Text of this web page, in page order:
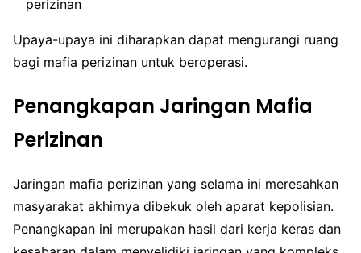
perizinan
Upaya-upaya ini diharapkan dapat mengurangi ruang
bagi mafia perizinan untuk beroperasi.
Penangkapan Jaringan Mafia
Perizinan
Jaringan mafia perizinan yang selama ini meresahkan
masyarakat akhirnya dibekuk oleh aparat kepolisian.
Penangkapan ini merupakan hasil dari kerja keras dan